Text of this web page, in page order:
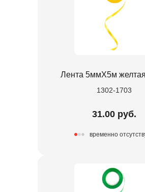
Лента 5ммХ5м
1302-1703
31.00 руб.
временно